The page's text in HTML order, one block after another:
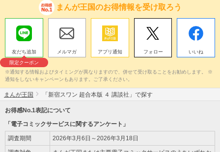
まんが王国のお得情報を受け取ろう
友だち追加
限定クーポン
メルマガ アプリ通知 フォロー いいね
※通知する情報およびタイミングが異なりますので、併せて受け取ることをお勧めします。 ※
通知をしないキャンペーンもあります。ご了承ください。
まんが王国 「新宿スワン 超合本版 ４ 講談社」で探す
お得感No.1表記について
「電子コミックサービスに関するアンケート」
調査期間 2026年3月6日～2026年3月18日